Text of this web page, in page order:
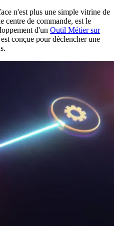
n'est plus une simple vitrine de
centre de commande, est le
d'un Outil Métier sur
conçue pour déclencher une